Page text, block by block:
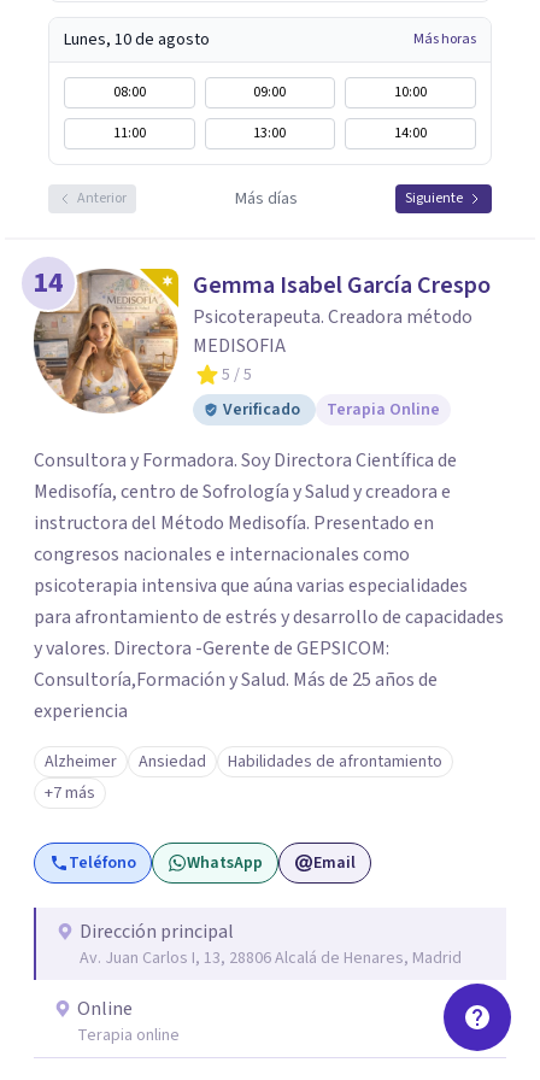
Lunes, 10 de agosto Más horas
08:00 09:00
10:00
11:00
13:00 14:00
Anterior Más días Siguiente
14 Gemma Isabel García Crespo
Psicoterapeuta. Creadora método
MEDISOFIA
5 / 5
Verificado
Terapia Online
Consultora y Formadora. Soy Directora Científica de
Medisofía, centro de Sofrología y Salud y creadora e
instructora del Método Medisofía. Presentado en
congresos nacionales e internacionales como
psicoterapia intensiva que aúna varias especialidades
para afrontamiento de estrés y desarrollo de capacidades
y valores. Directora -Gerente de GEPSICOM:
Consultoría,Formación y Salud. Más de 25 años de
experiencia
Alzheimer Ansiedad
Habilidades de afrontamiento
+7 más
Teléfono WhatsApp Email
Dirección principal
Av. Juan Carlos I, 13, 28806 Alcalá de Henares, Madrid
Online
Terapia online